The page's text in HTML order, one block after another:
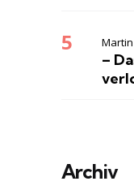
Martin
–
Archiv